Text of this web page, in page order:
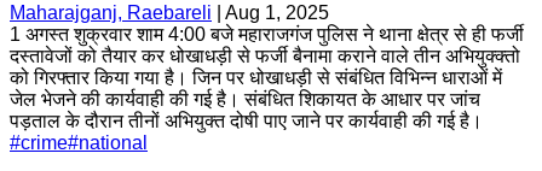
Maharajganj, Raebareli
Aug 1, 2025
1 अगस्त शुक्रवार शाम 4:00 बजे महाराजगंज पुलिस ने थाना क्षेत्र से ही फर्जी
दस्तावेजों को तैयार कर धोखाधड़ी से फर्जी बैनामा कराने वाले तीन अभियुक्क्तो
को गिरफ्तार किया गया है। जिन पर धोखाधड़ी से संबंधित विभिन्न धाराओं में
जेल भेजने की कार्यवाही की गई है। संबंधित शिकायत के आधार पर जांच
पड़ताल के दौरान तीनों अभियुक्त दोषी पाए जाने पर कार्यवाही की गई है।
#crime#national